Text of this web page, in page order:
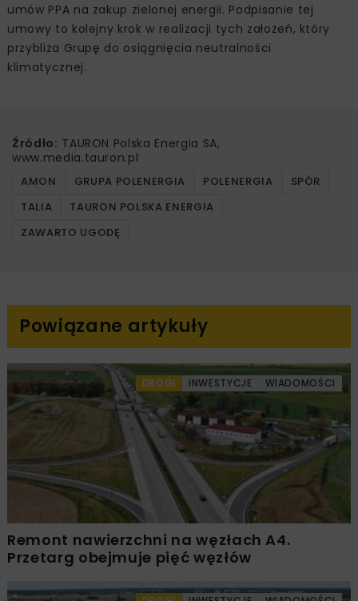
umów PPA na zakup zielonej energii. Podpisanie tej
umowy to kolejny krok w realizacji tych założeń, który
przybliża Grupę do osiągnięcia neutralności
klimatycznej.
Źródło: TAURON Polska Energia SA,
www.media.tauron.pl
AMON GRUPA POLENERGIA POLENERGIA
SPÓR
TALIA
TAURON POLSKA ENERGIA
ZAWARTO UGODĘ
Powiązane artykuły
DROGI INWESTYCJE WIADOMOŚCI
Remont nawierzchni na węzłach A4.
Przetarg obejmuje pięć węzłów